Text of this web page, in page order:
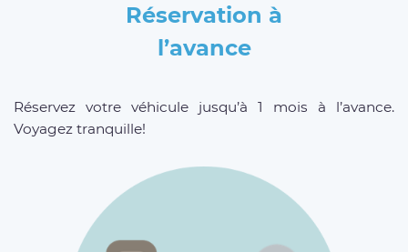
Réservation à
l’avance
Réservez votre véhicule jusqu’à 1 mois à l’avance.
Voyagez tranquille!